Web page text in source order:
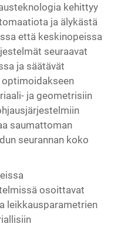
kehittyy
ja älykästä
että keskinopeissa
seuraavat
ja säätävät
ja geometrisiin
saumattoman
seurannan koko
osoittavat
leikkausparametrien